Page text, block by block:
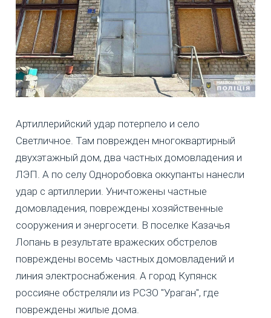
Артиллерийский удар потерпело и село
Светличное. Там поврежден многоквартирный
двухэтажный дом, два частных домовладения и
ЛЭП. А по селу Одноробовка оккупанты нанесли
удар с артиллерии. Уничтожены частные
домовладения, повреждены хозяйственные
сооружения и энергосети. В поселке Казачья
Лопань в результате вражеских обстрелов
повреждены восемь частных домовладений и
линия электроснабжения. А город Купянск
россияне обстреляли из РСЗО "Ураган", где
повреждены жилые дома.